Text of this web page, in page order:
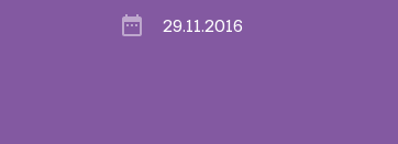
29.11.2016